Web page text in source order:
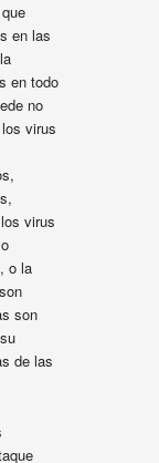
en las
en todo
no
virus
virus
o la
son
de las